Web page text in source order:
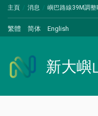
主頁 消息 嶼巴路線39M調整
繁體 简体 English
新大嶼